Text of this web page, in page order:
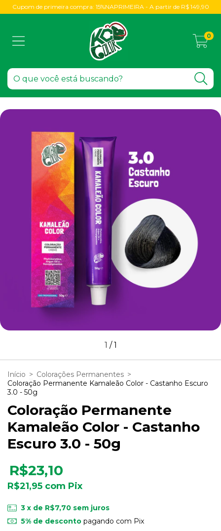
Cupom de primeira compra: 15%NAPRIMEIRA - A partir de R$ 149,90
0
1 /1
Início > Colorações Permanentes >
Coloração Permanente Kamaleão Color - Castanho Escuro
3.0 - 50g
Coloração Permanente
Kamaleão Color - Castanho
Escuro 3.0 - 50g
R$23,10
R$21,95 com Pix
3 x de R$7,70 sem juros
5% de descontopagando com Pix